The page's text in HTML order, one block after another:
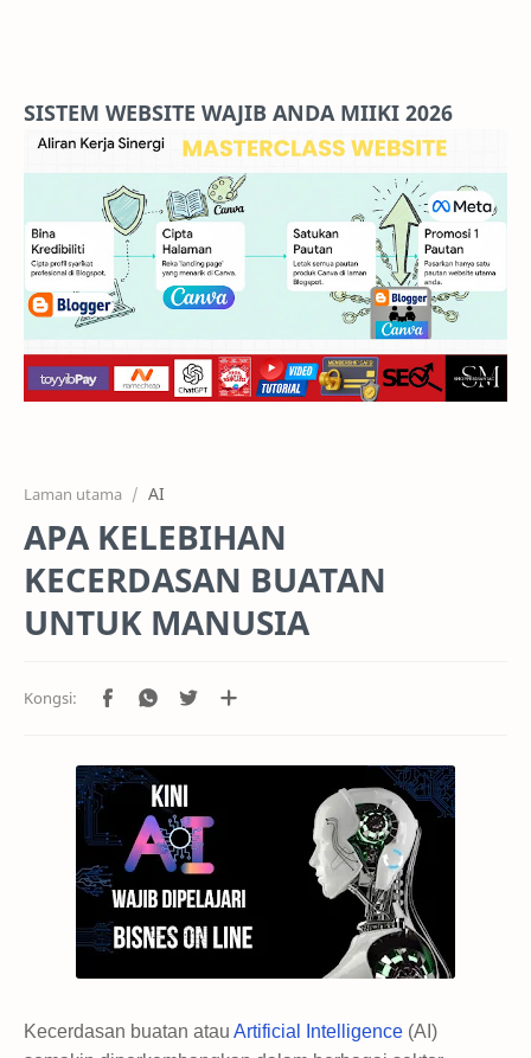
Features
Pricing
Services
RTL Mode
SISTEM WEBSITE WAJIB ANDA MIIKI 2026
Laman utama AI
APA KELEBIHAN
KECERDASAN BUATAN
UNTUK MANUSIA
Kecerdasan buatan atau Artificial Intelligence (AI)